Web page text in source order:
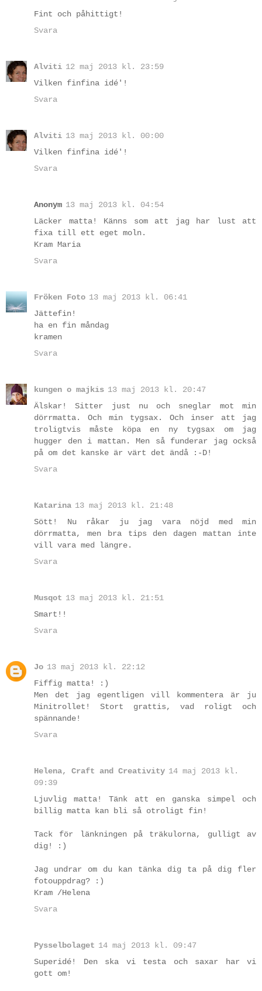
Fint och påhittigt!
Svara
Alviti 12 maj 2013 kl. 23:59
Vilken finfina idé'!
Svara
Alviti 13 maj 2013 kl. 00:00
Vilken finfina idé'!
Svara
Anonym 13 maj 2013 kl. 04:54
Läcker matta! Känns som att jag har lust att
fixa till ett eget moln.
Kram Maria
Svara
Fröken Foto 13 maj 2013 kl. 06:41
Jättefin!
ha en fin måndag
kramen
Svara
kungen o majkis 13 maj 2013 kl. 20:47
Älskar! Sitter just nu och sneglar mot min
dörrmatta. Och min tygsax. Och inser att jag
troligtvis måste köpa en ny tygsax om jag
hugger den i mattan. Men så funderar jag också
på om det kanske är värt det ändå :-D!
Svara
Katarina 13 maj 2013 kl. 21:48
Sött! Nu råkar ju jag vara nöjd med min
dörrmatta, men bra tips den dagen mattan inte
vill vara med längre.
Svara
Musqot 13 maj 2013 kl. 21:51
Smart!!
Svara
Jo 13 maj 2013 kl. 22:12
Fiffig matta! :)
Men det jag egentligen vill kommentera är ju
Minitrollet! Stort grattis, vad roligt och
spännande!
Svara
Helena, Craft and Creativity 14 maj 2013 kl.
09:39
Ljuvlig matta! Tänk att en ganska simpel och
billig matta kan bli så otroligt fin!
Tack för länkningen på träkulorna, gulligt av
dig! :)
Jag undrar om du kan tänka dig ta på dig fler
fotouppdrag? :)
Kram /Helena
Svara
Pysselbolaget 14 maj 2013 kl. 09:47
Superidé! Den ska vi testa och saxar har vi
gott om!